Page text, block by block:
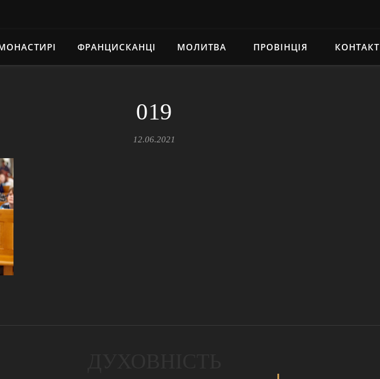
ФРАНЦИСКАНЦІ МОЛИТВА ПРОВІНЦІЯ КОНТАКТ
019
12.06.2021